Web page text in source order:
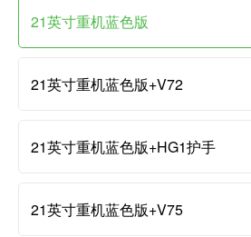
21英寸重机蓝色版
21英寸重机蓝色版+V72
21英寸重机蓝色版+HG1护手
21英寸重机蓝色版+V75